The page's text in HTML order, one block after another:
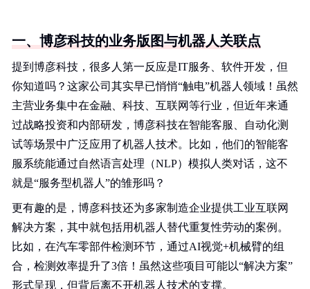
一、博彦科技的业务版图与机器人关联点
提到博彦科技，很多人第一反应是IT服务、软件开发，但
你知道吗？这家公司其实早已悄悄“触电”机器人领域！虽然
主营业务集中在金融、科技、互联网等行业，但近年来通
过战略投资和内部研发，博彦科技在智能客服、自动化测
试等场景中广泛应用了机器人技术。比如，他们的智能客
服系统能通过自然语言处理（NLP）模拟人类对话，这不
就是“服务型机器人”的雏形吗？
更有趣的是，博彦科技还为多家制造企业提供工业互联网
解决方案，其中就包括用机器人替代重复性劳动的案例。
比如，在汽车零部件检测环节，通过AI视觉+机械臂的组
合，检测效率提升了3倍！虽然这些项目可能以“解决方案”
形式呈现，但背后离不开机器人技术的支撑。